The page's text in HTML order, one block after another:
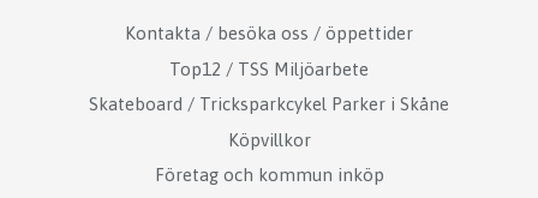
Kontakta / besöka oss / öppettider
Top12 / TSS Miljöarbete
Skateboard / Tricksparkcykel Parker i Skåne
Köpvillkor
Företag och kommun inköp